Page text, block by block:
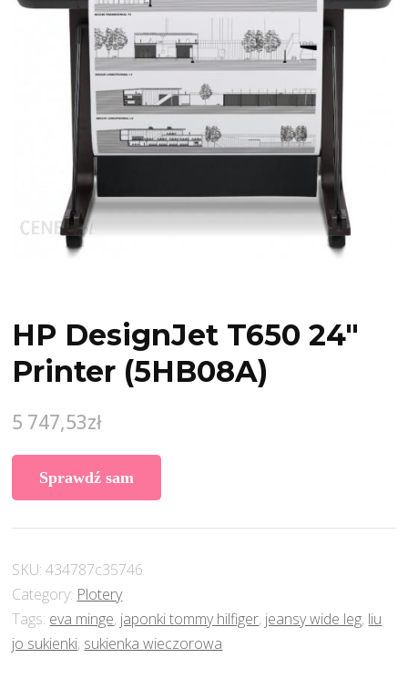
HP DesignJet T650 24″
Printer (5HB08A)
5 747,53zł
Sprawdź sam
SKU:434787c35746
Category: Plotery
Tags: eva minge, japonki tommy hilfiger, jeansy wide leg, liu
jo sukienki, sukienka wieczorowa